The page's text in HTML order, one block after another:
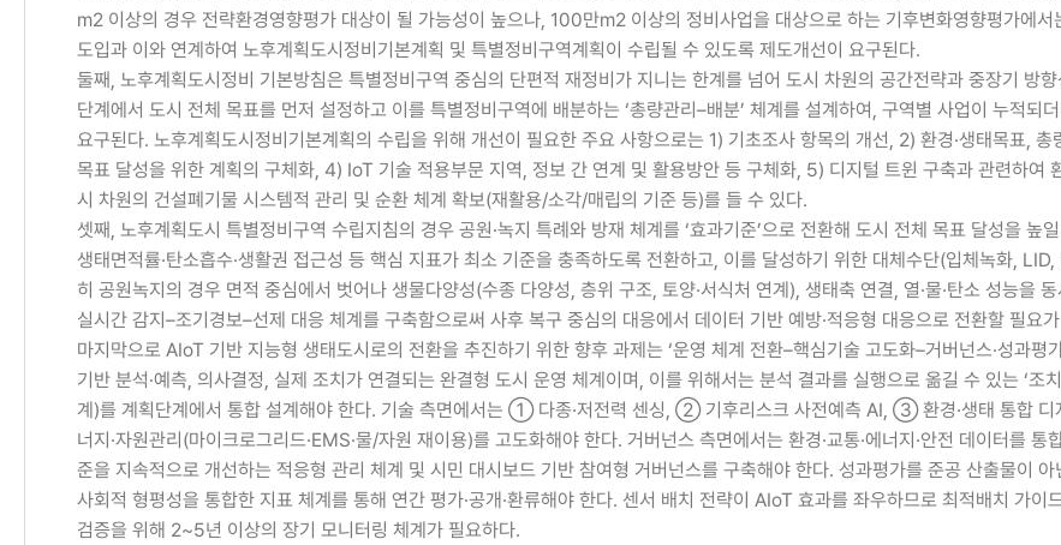
m2 이상의 경우 전략환경영향평가 대상이 될 가능성이 높으나, 100만m2 이상의 정비사업을 대상으로 하는 기후변화영향평가에서
도입과 이와 연계하여 노후계획도시정비기본계획 및 특별정비구역계획이 수립될 수 있도록 제도개선이 요구된다.
둘째, 노후계획도시정비 기본방침은 특별정비구역 중심의 단편적 재정비가 지니는 한계를 넘어 도시 차원의 공간전략과 중장기 방
단계에서 도시 전체 목표를 먼저 설정하고 이를 특별정비구역에 배분하는 ‘총량관리–배분’ 체계를 설계하여, 구역별 사업이 누적되
요구된다. 노후계획도시정비기본계획의 수립을 위해 개선이 필요한 주요 사항으로는 1) 기초조사 항목의 개선, 2) 환경·생태목표,
목표 달성을 위한 계획의 구체화, 4) IoT 기술 적용부문 지역, 정보 간 연계 및 활용방안 등 구체화, 5) 디지털 트윈 구축과 관련하여
시 차원의 건설폐기물 시스템적 관리 및 순환 체계 확보(재활용/소각/매립의 기준 등)를 들 수 있다.
셋째, 노후계획도시 특별정비구역 수립지침의 경우 공원·녹지 특례와 방재 체계를 ‘효과기준’으로 전환해 도시 전체 목표 달성을 높
생태면적률·탄소흡수·생활권 접근성 등 핵심 지표가 최소 기준을 충족하도록 전환하고, 이를 달성하기 위한 대체수단(입체녹화,
히 공원녹지의 경우 면적 중심에서 벗어나 생물다양성(수종 다양성, 층위 구조, 토양·서식처 연계), 생태축 연결, 열·물·탄소 성능을
실시간 감지–조기경보–선제 대응 체계를 구축함으로써 사후 복구 중심의 대응에서 데이터 기반 예방·적응형 대응으로 전환할 필요
마지막으로 AIoT 기반 지능형 생태도시로의 전환을 추진하기 위한 향후 과제는 ‘운영 체계 전환–핵심기술 고도화–거버넌스·성과
기반 분석·예측, 의사결정, 실제 조치가 연결되는 완결형 도시 운영 체계이며, 이를 위해서는 분석 결과를 실행으로 옮길 수 있는 ‘조
계)를 계획단계에서 통합 설계해야 한다. 기술 측면에서는 ① 다종·저전력 센싱, ② 기후리스크 사전예측 AI, ③ 환경·생태 통합
너지·자원관리(마이크로그리드·EMS·물/자원 재이용)를 고도화해야 한다. 거버넌스 측면에서는 환경·교통·에너지·안전 데이터를
준을 지속적으로 개선하는 적응형 관리 체계 및 시민 대시보드 기반 참여형 거버넌스를 구축해야 한다. 성과평가를 준공 산출물이
사회적 형평성을 통합한 지표 체계를 통해 연간 평가·공개·환류해야 한다. 센서 배치 전략이 AIoT 효과를 좌우하므로 최적배치 가
검증을 위해 2~5년 이상의 장기 모니터링 체계가 필요하다.